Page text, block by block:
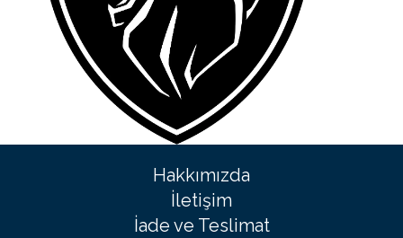
Hakkımızda
İletişim
İade ve Teslimat